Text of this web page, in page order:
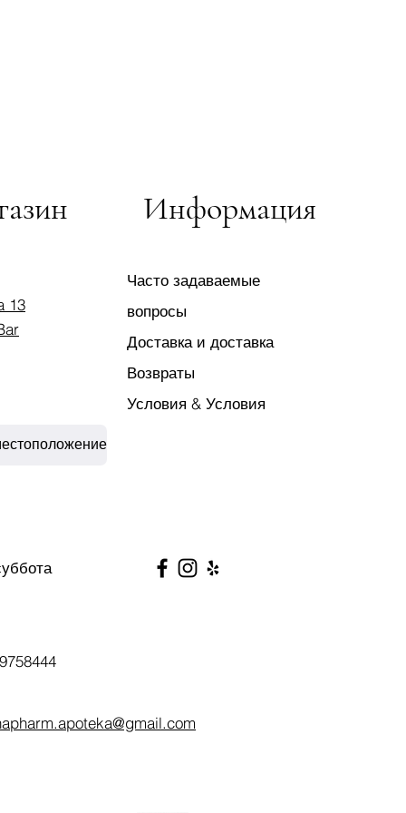
13
Информация
Часто задаваемые
вопросы
Доставка и доставка
Возвраты
Условия & Условия